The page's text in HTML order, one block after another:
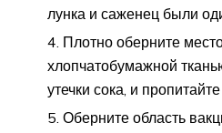
лунка и саженец были
Плотно оберните
хлопчатобумажной
утечки сока, и пропитайте
Оберните область